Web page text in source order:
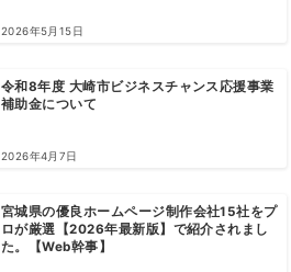
2026年5月15日
令和8年度 大崎市ビジネスチャンス応援事業
補助金について
2026年4月7日
宮城県の優良ホームページ制作会社15社をプ
ロが厳選【2026年最新版】で紹介されまし
た。【Web幹事】